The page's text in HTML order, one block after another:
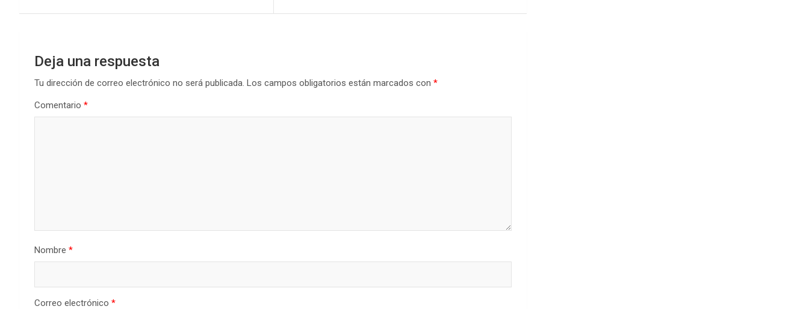
entradas
Deja una respuesta
Tu dirección de correo electrónico no será publicada. Los campos obligatorios están marcados con *
Comentario *
Nombre *
Correo electrónico *